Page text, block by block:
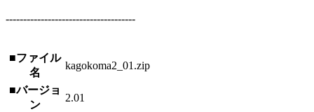
-------------------------------------
■ファイル
名
kagokoma2_01.zip
■バージョ
ン
2.01